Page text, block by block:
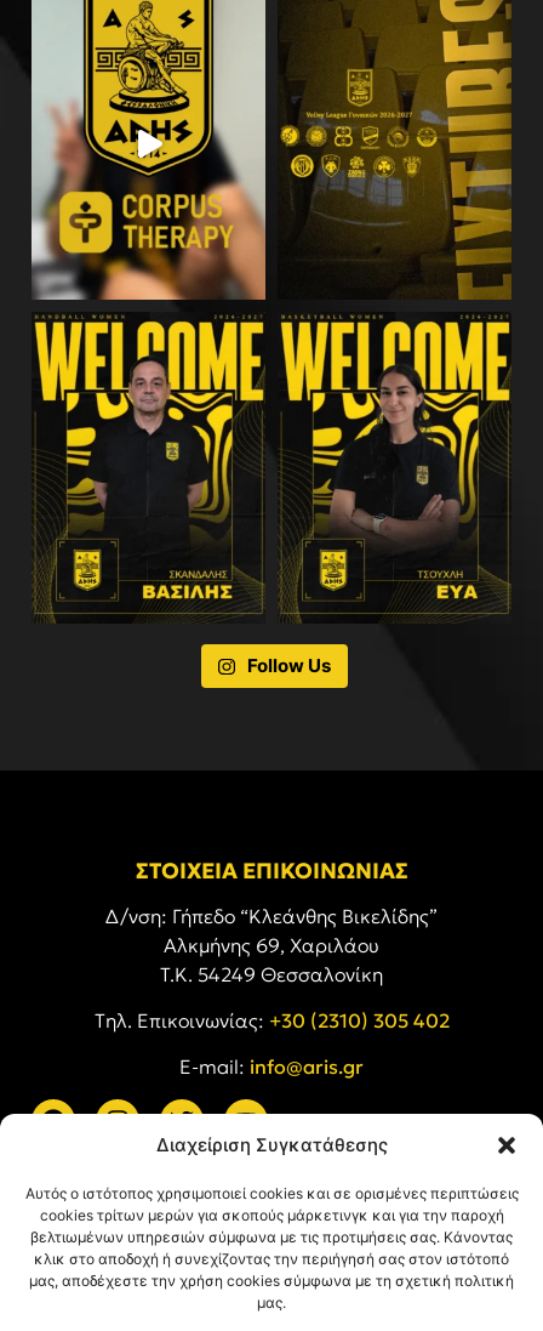
Διαχείριση Συγκατάθεσης
Αυτός ο ιστότοπος χρησιμοποιεί cookies και σε ορισμένες περιπτώσεις
cookies τρίτων μερών για σκοπούς μάρκετινγκ και για την παροχή
βελτιωμένων υπηρεσιών σύμφωνα με τις προτιμήσεις σας. Κάνοντας
κλικ στο αποδοχή ή συνεχίζοντας την περιήγησή σας στον ιστότοπό
μας, αποδέχεστε την χρήση cookies σύμφωνα με τη σχετική πολιτική
μας.
Follow Us
ΣΤΟΙΧΕΙΑ ΕΠΙΚΟΙΝΩΝΙΑΣ
Δ/νση: Γήπεδο “Κλεάνθης Βικελίδης”
Αλκμήνης 69, Χαριλάου
Τ.Κ. 54249 Θεσσαλονίκη
Tηλ. Επικοινωνίας: +30 (2310) 305 402
E-mail: info@aris.gr